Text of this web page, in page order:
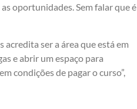
oportunidades. Sem falar que é
ser a área que está em
e abrir um espaço para
condições de pagar o curso”,